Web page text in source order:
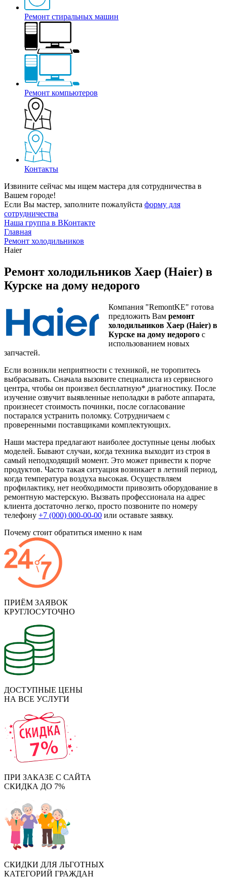
Ремонт стиральных машин
Ремонт компьютеров
Контакты
Извините сейчас мы ищем мастера для сотрудничества в
Вашем городе!
Если Вы мастер, заполните пожалуйста форму для
сотрудничества
Наша группа в ВКонтакте
Главная
Ремонт холодильников
Haier
Ремонт холодильников Хаер (Haier) в
Курске на дому недорого
Компания "RemontKE" готова
предложить Вам ремонт
холодильников Хаер (Haier) в
Курске на дому недорого с
использованием новых
запчастей.
Если возникли неприятности с техникой, не торопитесь
выбрасывать. Сначала вызовите специалиста из сервисного
центра, чтобы он произвел бесплатную* диагностику. После
изучение озвучит выявленные неполадки в работе аппарата,
произнесет стоимость починки, после согласование
постарался устранить поломку. Сотрудничаем с
проверенными поставщиками комплектующих.
Наши мастера предлагают наиболее доступные цены любых
моделей. Бывают случаи, когда техника выходит из строя в
самый неподходящий момент. Это может привести к порче
продуктов. Часто такая ситуация возникает в летний период,
когда температура воздуха высокая. Осуществляем
профилактику, нет необходимости привозить оборудование в
ремонтную мастерскую. Вызвать профессионала на адрес
клиента достаточно легко, просто позвоните по номеру
телефону +7 (000) 000-00-00 или оставьте заявку.
Почему стоит обратиться именно к нам
ПРИЁМ ЗАЯВОК
КРУГЛОСУТОЧНО
ДОСТУПНЫЕ ЦЕНЫ
НА ВСЕ УСЛУГИ
ПРИ ЗАКАЗЕ С САЙТА
СКИДКА ДО 7%
СКИДКИ ДЛЯ ЛЬГОТНЫХ
КАТЕГОРИЙ ГРАЖДАН